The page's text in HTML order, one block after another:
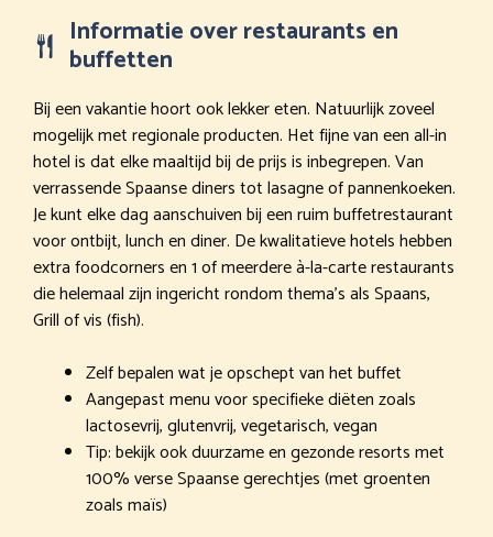
Informatie over restaurants en
buffetten
Bij een vakantie hoort ook lekker eten. Natuurlijk zoveel
mogelijk met regionale producten. Het fijne van een all-in
hotel is dat elke maaltijd bij de prijs is inbegrepen. Van
verrassende Spaanse diners tot lasagne of pannenkoeken.
Je kunt elke dag aanschuiven bij een ruim buffetrestaurant
voor ontbijt, lunch en diner. De kwalitatieve hotels hebben
extra foodcorners en 1 of meerdere à-la-carte restaurants
die helemaal zijn ingericht rondom thema’s als Spaans,
Grill of vis (fish).
Zelf bepalen wat je opschept van het buffet
Aangepast menu voor specifieke diëten zoals
lactosevrij, glutenvrij, vegetarisch, vegan
Tip: bekijk ook duurzame en gezonde resorts met
100% verse Spaanse gerechtjes (met groenten
zoals maïs)